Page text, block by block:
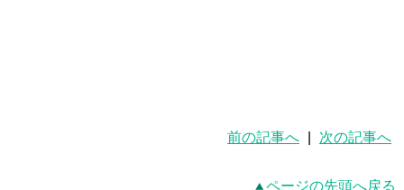
前の記事へ 次の記事へ
ページの先頭へ戻る